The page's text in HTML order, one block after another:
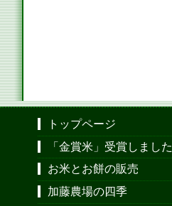
トップページ
「金賞米」受賞しました
お米とお餅の販売
加藤農場の四季